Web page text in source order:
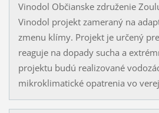
Vinodol Občianske združenie
Vinodol projekt zameraný na
zmenu klímy. Projekt je určený
reaguje na dopady sucha a
projektu budú realizované
mikroklimatické opatrenia vo